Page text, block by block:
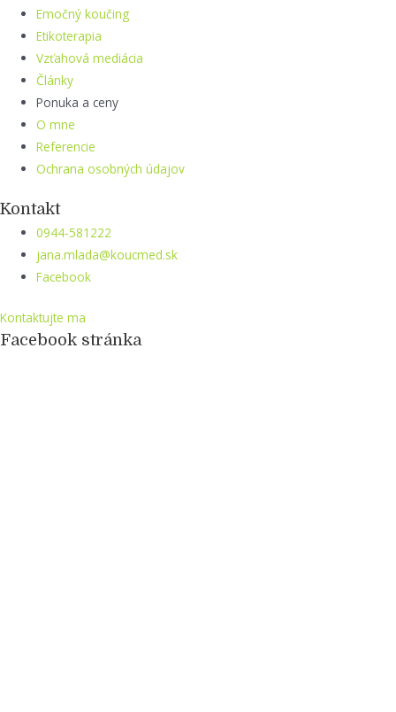
Emočný koučing
Etikoterapia
Vzťahová mediácia
Články
Ponuka a ceny
O mne
Referencie
Ochrana osobných údajov
Kontakt
0944-581222
jana.mlada@koucmed.sk
Facebook
Kontaktujte ma
Facebook stránka